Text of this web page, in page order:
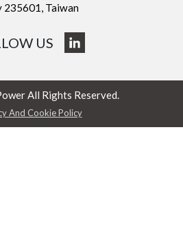
235601, Taiwan
US
All Rights Reserved.
And Cookie Policy